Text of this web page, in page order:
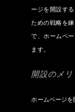
ージを開設す
ための戦略を
で、ホームペ
ます。
開設のメリ
ホームページを